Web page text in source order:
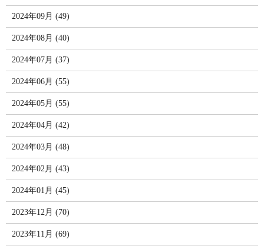
2024年09月 (49)
2024年08月 (40)
2024年07月 (37)
2024年06月 (55)
2024年05月 (55)
2024年04月 (42)
2024年03月 (48)
2024年02月 (43)
2024年01月 (45)
2023年12月 (70)
2023年11月 (69)